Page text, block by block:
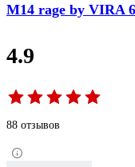
М14 rage by VIRA
4.9
88 отзывов